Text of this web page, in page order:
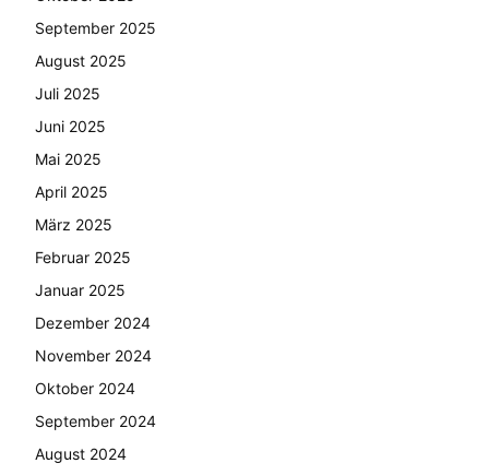
September 2025
August 2025
Juli 2025
Juni 2025
Mai 2025
April 2025
März 2025
Februar 2025
Januar 2025
Dezember 2024
November 2024
Oktober 2024
September 2024
August 2024